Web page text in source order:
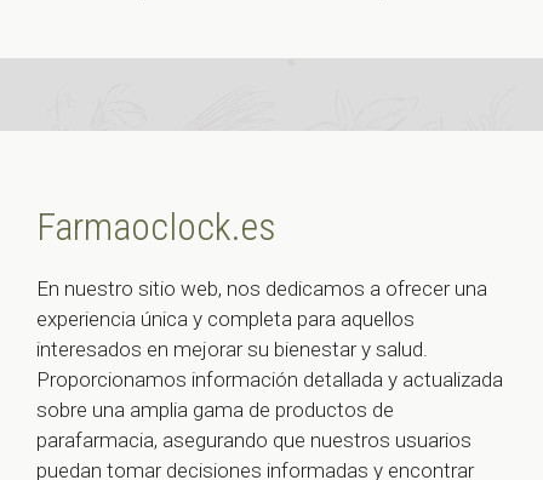
Farmaoclock.es
En nuestro sitio web, nos dedicamos a ofrecer una
experiencia única y completa para aquellos
interesados en mejorar su bienestar y salud.
Proporcionamos información detallada y actualizada
sobre una amplia gama de productos de
parafarmacia, asegurando que nuestros usuarios
puedan tomar decisiones informadas y encontrar